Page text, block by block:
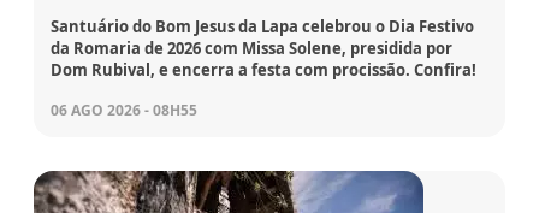
Santuário do Bom Jesus da Lapa celebrou o Dia Festivo
da Romaria de 2026 com Missa Solene, presidida por
Dom Rubival, e encerra a festa com procissão. Confira!
06 AGO 2026 - 08H55